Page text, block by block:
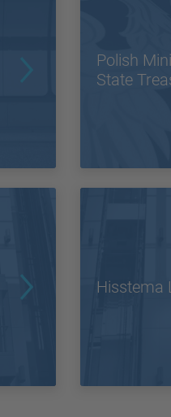
Polish
State
Hisstema